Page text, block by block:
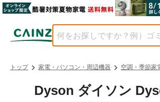
トップ 家電・パソコン・周辺機器 空調・季節家
Dyson ダイソン